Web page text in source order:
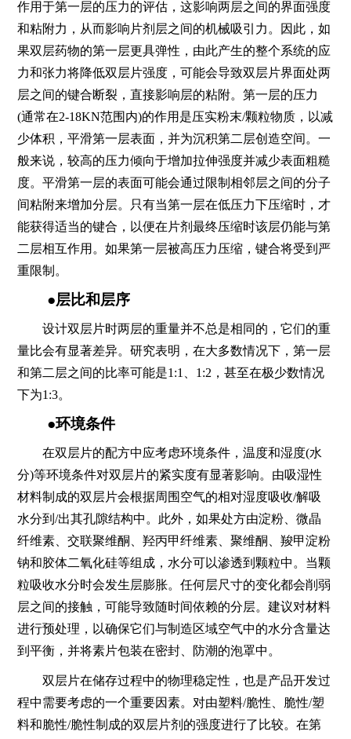
作用于第一层的压力的评估，这影响两层之间的界面强度
和粘附力，从而影响片剂层之间的机械吸引力。因此，如
果双层药物的第一层更具弹性，由此产生的整个系统的应
力和张力将降低双层片强度，可能会导致双层片界面处两
层之间的键合断裂，直接影响层的粘附。第一层的压力
(通常在2-18KN范围内)的作用是压实粉末/颗粒物质，以减
少体积，平滑第一层表面，并为沉积第二层创造空间。一
般来说，较高的压力倾向于增加拉伸强度并减少表面粗糙
度。平滑第一层的表面可能会通过限制相邻层之间的分子
间粘附来增加分层。只有当第一层在低压力下压缩时，才
能获得适当的键合，以便在片剂最终压缩时该层仍能与第
二层相互作用。如果第一层被高压力压缩，键合将受到严
重限制。
●层比和层序
设计双层片时两层的重量并不总是相同的，它们的重
量比会有显著差异。研究表明，在大多数情况下，第一层
和第二层之间的比率可能是1:1、1:2，甚至在极少数情况
下为1:3。
●环境条件
在双层片的配方中应考虑环境条件，温度和湿度(水
分)等环境条件对双层片的紧实度有显著影响。由吸湿性
材料制成的双层片会根据周围空气的相对湿度吸收/解吸
水分到/出其孔隙结构中。此外，如果处方由淀粉、微晶
纤维素、交联聚维酮、羟丙甲纤维素、聚维酮、羧甲淀粉
钠和胶体二氧化硅等组成，水分可以渗透到颗粒中。当颗
粒吸收水分时会发生层膨胀。任何层尺寸的变化都会削弱
层之间的接触，可能导致随时间依赖的分层。建议对材料
进行预处理，以确保它们与制造区域空气中的水分含量达
到平衡，并将素片包装在密封、防潮的泡罩中。
双层片在储存过程中的物理稳定性，也是产品开发过
程中需要考虑的一个重要因素。对由塑料/脆性、脆性/塑
料和脆性/脆性制成的双层片剂的强度进行了比较。在第